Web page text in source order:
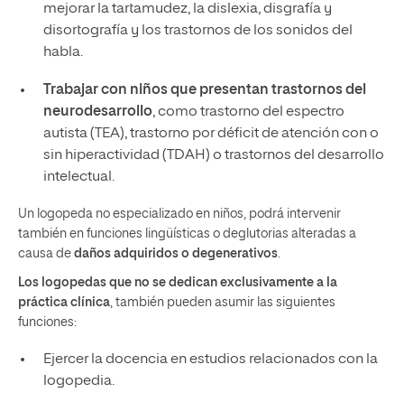
mejorar la tartamudez, la dislexia, disgrafía y
disortografía y los trastornos de los sonidos del
habla.
Trabajar con niños que presentan trastornos del
neurodesarrollo, como trastorno del espectro
autista (TEA), trastorno por déficit de atención con o
sin hiperactividad (TDAH) o trastornos del desarrollo
intelectual.
Un logopeda no especializado en niños, podrá intervenir
también en funciones lingüísticas o deglutorias alteradas a
causa de daños adquiridos o degenerativos
Los logopedas que no se dedican exclusivamente a la
práctica clínica , también pueden asumir las siguientes
funciones:
Ejercer la docencia en estudios relacionados con la
logopedia.